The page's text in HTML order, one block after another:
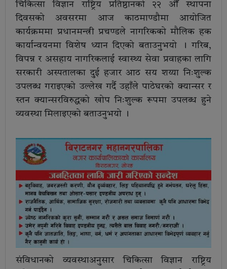
चिकित्सा विज्ञान राष्ट्रिय प्रतिष्ठानको २२ औँ स्थापना
दिवसको अवसरमा आज काठमाण्डाैमा आयोजित
कार्यक्रममा प्रधानमन्त्री प्रचण्डले नागरिकको मौलिक हक
कार्यान्वयनमा विशेष ध्यान दिएको बताउनुभयो । गरिब,
विपन्न र असहाय नागरिकलाई स्वास्थ्य सेवा प्रवाहका लागि
सरकारी अस्पतालका दुई हजार आठ सय शय्या निःशुल्क
उपलब्ध गराइएको उल्लेख गर्दै उहाँले पाठेघरको क्यान्सर र
स्तन क्यान्सरविरुद्धको खोप निःशुल्क रूपमा उपलब्ध हुने
व्यवस्था मिलाइएको बताउनुभयो ।
संविधानको व्यवस्थाअनुसार चिकित्सा विज्ञान राष्ट्रिय